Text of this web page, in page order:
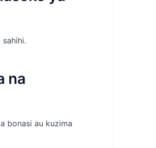
na
bonasi au kuzima